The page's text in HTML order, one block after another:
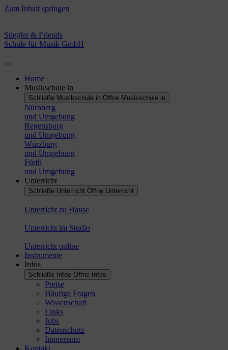
Zum Inhalt springen
Stiegler & Friends
Schule für Musik GmbH
Home
Musikschule in
Schließe Musikschule in Öffne Musikschule in
Nürnberg
und Umgebung
Regensburg
und Umgebung
Würzburg
und Umgebung
Fürth
und Umgebung
Unterricht
Schließe Unterricht Öffne Unterricht
Unterricht zu Hause
Unterricht im Studio
Unterricht online
Instrumente
Infos
Schließe Infos Öffne Infos
Preise
Häufige Fragen
Wissenschaft
Links
Jobs
Datenschutz
Impressum
Kontakt